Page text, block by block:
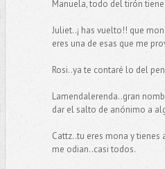
Manuela, todo del tirón
Juliet..¡ has vuelto!! que
eres una de esas que me
Rosi..ya te contaré lo del
Lamendalerenda..gran
dar el salto de anónimo a
Cattz..tu eres mona y
me odian..casi todos.